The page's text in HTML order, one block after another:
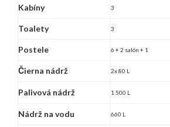
Kabíny 3
Toalety 3
Postele 6 + 2 salón + 1
Čierna nádrž 2x 80 L
Palivová nádrž 1.500 L
Nádrž na vodu 660 L